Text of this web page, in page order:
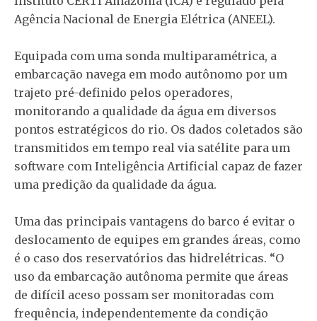
Agência Nacional de Energia Elétrica (ANEEL).
Equipada com uma sonda multiparamétrica, a
embarcação navega em modo autônomo por um
trajeto pré-definido pelos operadores,
monitorando a qualidade da água em diversos
pontos estratégicos do rio. Os dados coletados são
transmitidos em tempo real via satélite para um
software com Inteligência Artificial capaz de fazer
uma predição da qualidade da água.
Uma das principais vantagens do barco é evitar o
deslocamento de equipes em grandes áreas, como
é o caso dos reservatórios das hidrelétricas. “O
uso da embarcação autônoma permite que áreas
de difícil aceso possam ser monitoradas com
frequência, independentemente da condição